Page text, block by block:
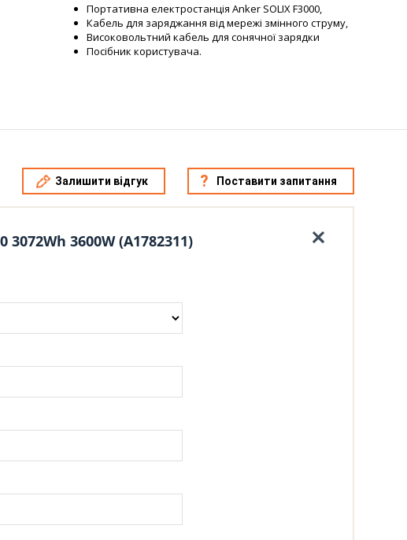
Портативна електростанція Anker SOLIX F3000,
Кабель для заряджання від мережі змінного струму,
Високовольтний кабель для сонячної зарядки
Посібник користувача.
Залишити відгук Поставити запитання
3600W (A1782311)